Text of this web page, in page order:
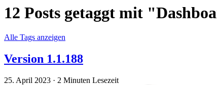
12 Posts getaggt mit
Alle Tags anzeigen
Version 1.1.188
25. April 2023 · 2 Minuten Lesezeit